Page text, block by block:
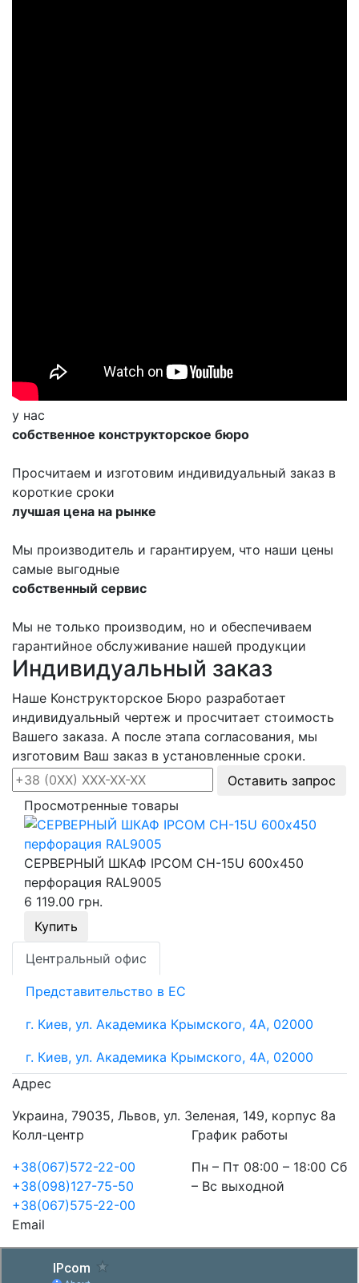
у нас
собственное конструкторское бюро
Просчитаем и изготовим индивидуальный заказ в
короткие сроки
лучшая цена на рынке
Мы производитель и гарантируем, что наши цены
самые выгодные
собственный сервис
Мы не только производим, но и обеспечиваем
гарантийное обслуживание нашей продукции
Индивидуальный заказ
Наше Конструкторское Бюро разработает
индивидуальный чертеж и просчитает стоимость
Вашего заказа. А после этапа согласования, мы
изготовим Ваш заказ в установленные сроки.
Оставить запрос
Просмотренные товары
СЕРВЕРНЫЙ ШКАФ IPCOM СН-15U 600х450
перфорация RAL9005
6 119.00 грн.
Купить
Центральный офис
Представительство в ЕС
г. Киев, ул. Академика Крымского, 4А, 02000
г. Киев, ул. Академика Крымского, 4А, 02000
Адрес
Украина, 79035, Львов, ул. Зеленая, 149, корпус 8а
Колл-центр
+38(067)572-22-00
+38(098)127-75-50
+38(067)575-22-00
График работы
Пн – Пт 08:00 – 18:00 Сб
– Вс выходной
Email